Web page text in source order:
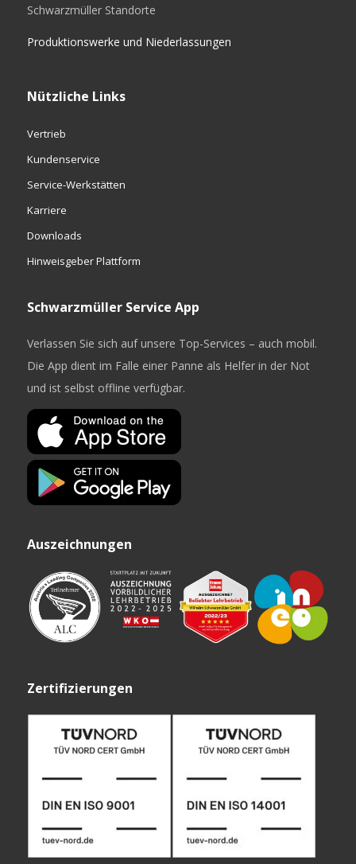
Schwarzmüller Standorte
Produktionswerke und Niederlassungen
Nützliche Links
Vertrieb
Kundenservice
Service-Werkstätten
Karriere
Downloads
Hinweisgeber Plattform
Schwarzmüller Service App
Verlassen Sie sich auf unsere Top-Services – auch mobil.
Die App dient im Falle einer Panne als Helfer in der Not
und ist selbst offline verfügbar.
Auszeichnungen
Zertifizierungen